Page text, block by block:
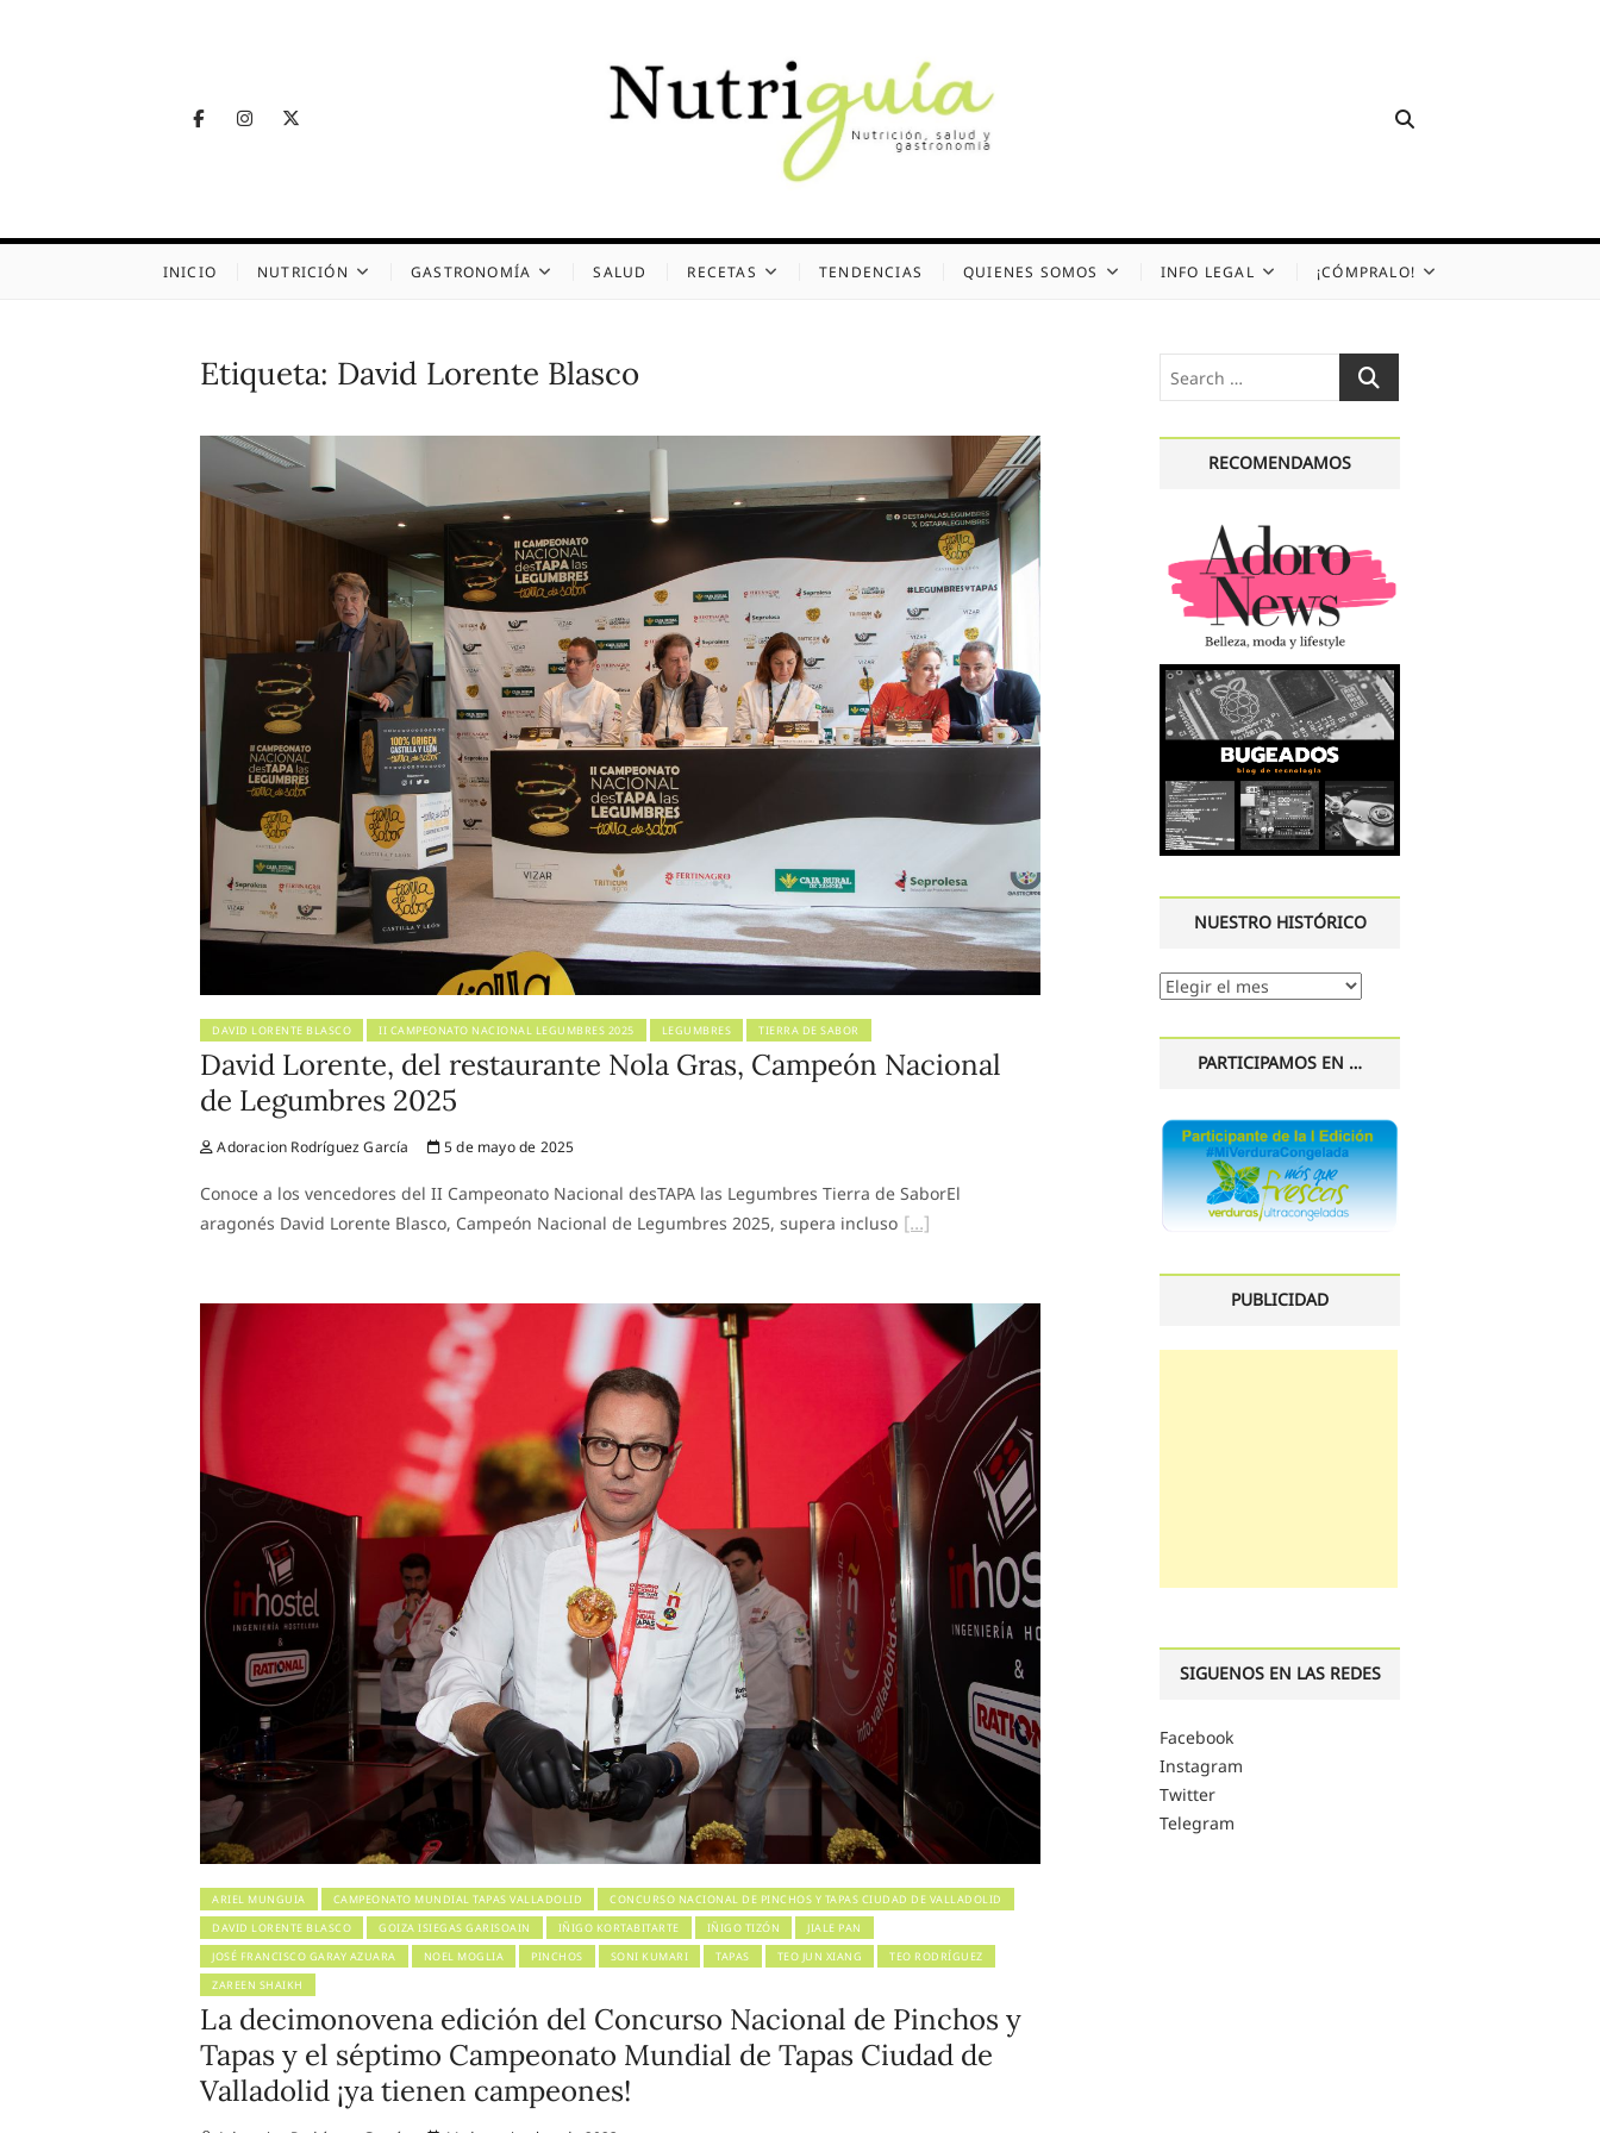
FacebookInstagram
INICIO NUTRICIÓN GASTRONOMÍA SALUD RECETAS TENDENCIAS QUIENES SOMOS INFO LEGAL ¡CÓMPRALO!
Etiqueta: David Lorente Blasco
DAVID LORENTE BLASCO II CAMPEONATO NACIONAL LEGUMBRES 2025 LEGUMBRES TIERRA DE SABOR
David Lorente, del restaurante Nola Gras, Campeón Nacional
de Legumbres 2025
Adoracion Rodríguez García 5 de mayo de 2025
Conoce a los vencedores del II Campeonato Nacional desTAPA las Legumbres Tierra de SaborEl
aragonés David Lorente Blasco, Campeón Nacional de Legumbres 2025, supera incluso
ARIEL MUNGUIA CAMPEONATO MUNDIAL TAPAS VALLADOLID
CONCURSO NACIONAL DE PINCHOS Y TAPAS CIUDAD DE VALLADOLID
DAVID LORENTE BLASCO
GOIZA ISIEGAS GARISOAIN IÑIGO KORTABITARTE IÑIGO TIZÓN
JIALE PAN
JOSÉ FRANCISCO GARAY AZUARA
NOEL MOGLIA PINCHOS SONI KUMARI TAPAS TEO JUN XIANG
TEO RODRÍGUEZ
ZAREEN SHAIKH
La decimonovena edición del Concurso Nacional de Pinchos y
Tapas y el séptimo Campeonato Mundial de Tapas Ciudad de
Valladolid ¡ya tienen campeones!
Search
…
RECOMENDAMOS
NUESTRO HISTÓRICO
Nuestro
PARTICIPAMOS EN …
PUBLICIDAD
SIGUENOS EN LAS REDES
Facebook
Instagram
Twitter
Telegram